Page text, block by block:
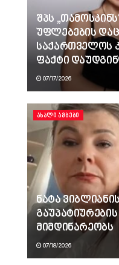
შპს
უფლებების
საქართველოს
ფაქტი
07/17/2026
ᲐᲮᲐᲚᲘ ᲐᲛᲑᲔᲑᲘ
ნატა
მიმდინარეობს
07/18/2026